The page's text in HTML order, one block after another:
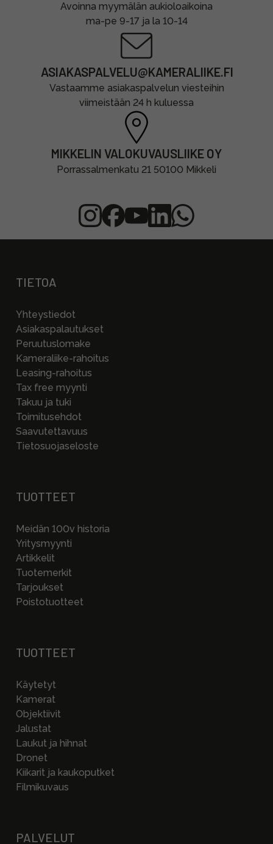
Avoinna myymälän aukioloaikoina
ma-pe 9-17 ja la 10-14
ASIAKASPALVELU@KAMERALIIKE.FI
Vastaamme asiakaspalvelun viesteihin
viimeistään 24 h kuluessa
MIKKELIN VALOKUVAUSLIIKE OY
Porrassalmenkatu 21 50100 Mikkeli
TIETOA
Yhteystiedot
Asiakaspalautukset
Peruutuslomake
Kameraliike-rahoitus
Leasing-rahoitus
Tax free myynti
Takuu ja tuki
Toimitusehdot
Saavutettavuus
Tietosuojaseloste
TUOTTEET
Meidän 100v historia
Yritysmyynti
Artikkelit
Tuotemerkit
Tarjoukset
Poistotuotteet
TUOTTEET
Käytetyt
Kamerat
Objektiivit
Jalustat
Laukut ja hihnat
Dronet
Kiikarit ja kaukoputket
Filmikuvaus
PALVELUT